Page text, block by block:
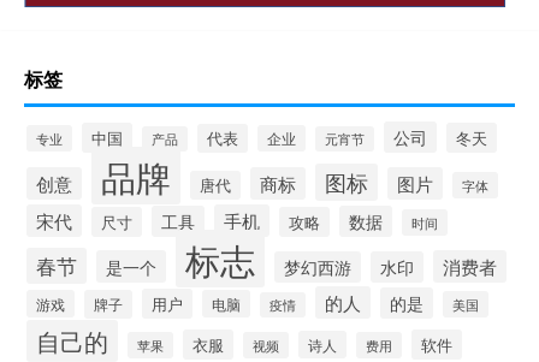
标签
专业 中国 产品 代表 企业 元宵节 公司 冬天
创意 品牌 唐代 商标 图标 图片 字体
宋代 尺寸 工具 手机 攻略 数据 时间
春节 是一个 标志 梦幻西游 水印 消费者
游戏 牌子 用户 电脑 疫情 的人 的是 美国
自己的 苹果 衣服 视频 诗人 费用 软件